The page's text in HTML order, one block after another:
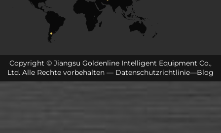
Copyright © Jiangsu Goldenline Intelligent Equipment Co.,
Ltd. Alle Rechte vorbehalten — Datenschutzrichtlinie—Blog